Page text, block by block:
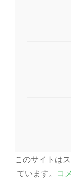
このサイトは
ています。 コ